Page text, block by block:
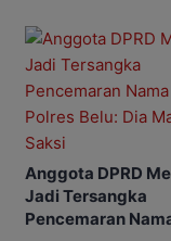
Anggota DPRD
Jadi Tersangka
Pencemaran